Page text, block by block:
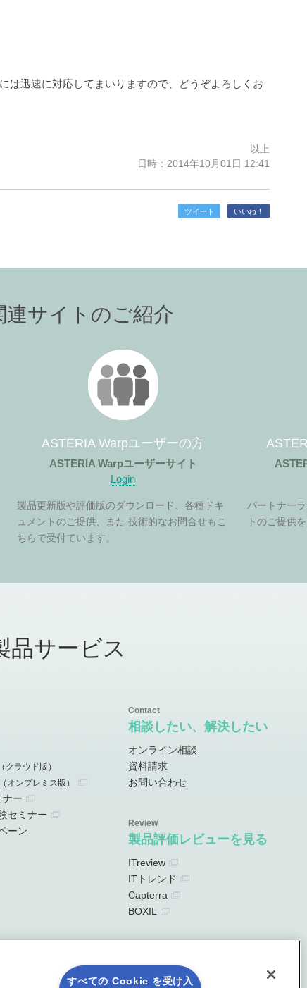
は迅速に対応してまいりますので、どうぞよろしくお
以上
日時：2014年10月01日 12:41
ツイート いいね！
連サイトのご紹介
ASTERIA Warpユーザーの方
ASTERIA Warpユーザーサイト
Login
製品更新版や評価版のダウンロード、各種ドキ
ュメントのご提供、また 技術的なお問合せもこ
ちらで受付ています。
パートナー
トのご提供
品サービス
（クラウド版）
（オンプレミス版）
ナー
セミナー
ーン
相談したい、解決したい
オンライン相談
資料請求
お問い合わせ
製品評価レビューを見る
ITreview
ITトレンド
Capterra
BOXIL
すべての Cookie を受け入